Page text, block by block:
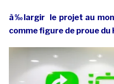
à‰largirle projet au
comme figure de proue du